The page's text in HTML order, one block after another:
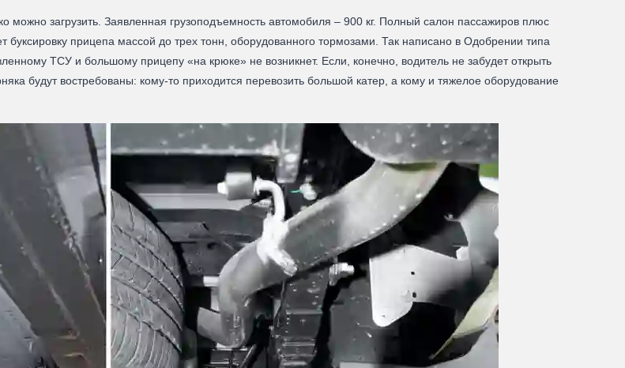
можно загрузить. Заявленная грузоподъемность автомобиля – 900 кг. Полный салон пассажиров плюс
буксировку прицепа массой до трех тонн, оборудованного тормозами. Так написано в Одобрении типа
ТСУ и большому прицепу «на крюке» не возникнет. Если, конечно, водитель не забудет открыть
будут востребованы: кому-то приходится перевозить большой катер, а кому и тяжелое оборудование